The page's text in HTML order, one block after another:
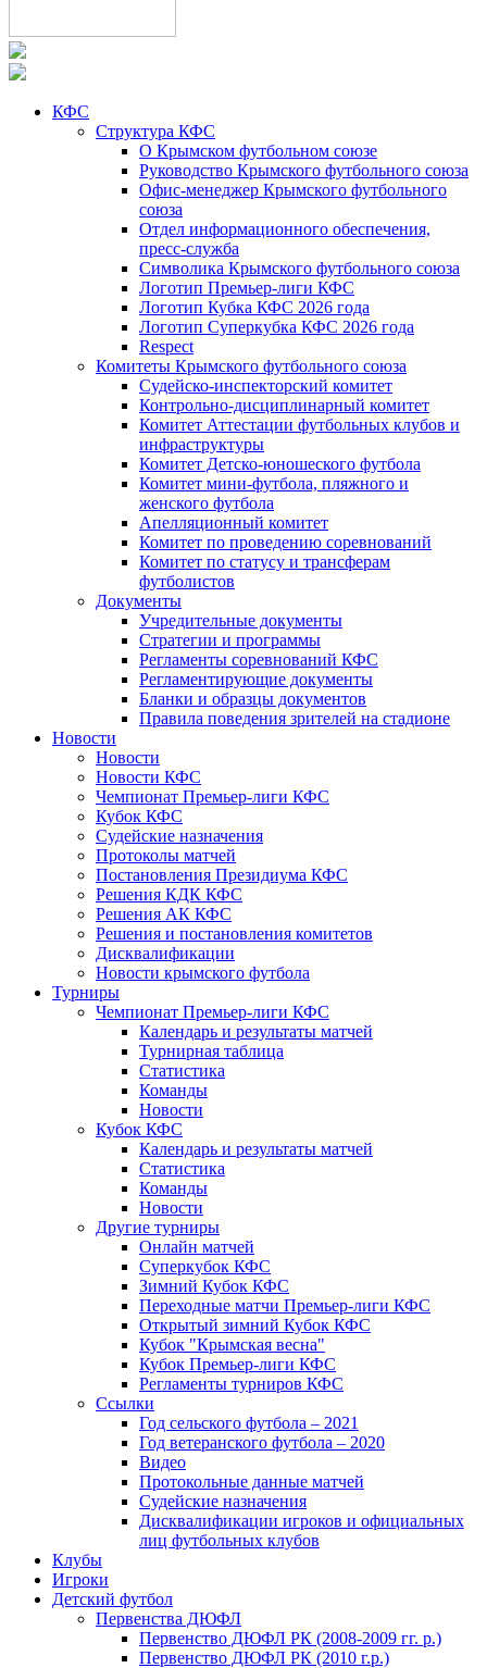
КФС
Структура КФС
О Крымском футбольном союзе
Руководство Крымского футбольного союза
Офис-менеджер Крымского футбольного
союза
Отдел информационного обеспечения,
пресс-служба
Символика Крымского футбольного союза
Логотип Премьер-лиги КФС
Логотип Кубка КФС 2026 года
Логотип Суперкубка КФС 2026 года
Respect
Комитеты Крымского футбольного союза
Судейско-инспекторский комитет
Контрольно-дисциплинарный комитет
Комитет Аттестации футбольных клубов и
инфраструктуры
Комитет Детско-юношеского футбола
Комитет мини-футбола, пляжного и
женского футбола
Апелляционный комитет
Комитет по проведению соревнований
Комитет по статусу и трансферам
футболистов
Документы
Учредительные документы
Стратегии и программы
Регламенты соревнований КФС
Регламентирующие документы
Бланки и образцы документов
Правила поведения зрителей на стадионе
Новости
Новости
Новости КФС
Чемпионат Премьер-лиги КФС
Кубок КФС
Судейские назначения
Протоколы матчей
Постановления Президиума КФС
Решения КДК КФС
Решения АК КФС
Решения и постановления комитетов
Дисквалификации
Новости крымского футбола
Турниры
Чемпионат Премьер-лиги КФС
Календарь и результаты матчей
Турнирная таблица
Статистика
Команды
Новости
Кубок КФС
Календарь и результаты матчей
Статистика
Команды
Новости
Другие турниры
Онлайн матчей
Суперкубок КФС
Зимний Кубок КФС
Переходные матчи Премьер-лиги КФС
Открытый зимний Кубок КФС
Кубок "Крымская весна"
Кубок Премьер-лиги КФС
Регламенты турниров КФС
Ссылки
Год сельского футбола – 2021
Год ветеранского футбола – 2020
Видео
Протокольные данные матчей
Судейские назначения
Дисквалификации игроков и официальных
лиц футбольных клубов
Клубы
Игроки
Детский футбол
Первенства ДЮФЛ
Первенство ДЮФЛ РК (2008-2009 гг. р.)
Первенство ДЮФЛ РК (2010 г.р.)